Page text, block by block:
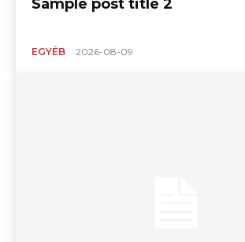
Sample post title 2
EGYÉB 2026-08-09